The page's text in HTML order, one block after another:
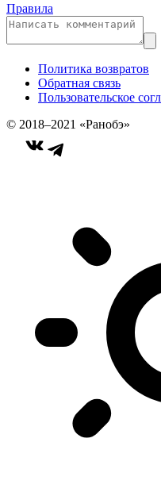
Правила
Политика возвратов
Обратная связь
Пользовательское
© 2018–2021 «Ранобэ»